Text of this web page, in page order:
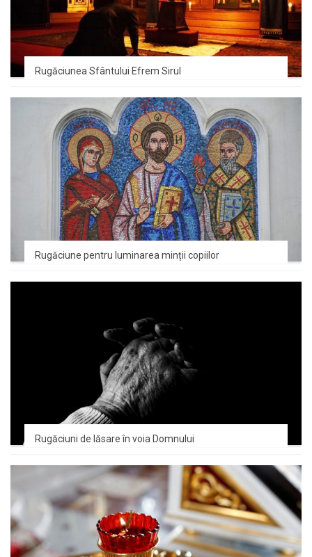
Rugăciunea Sfântului Efrem Sirul
Rugăciune pentru luminarea minții copiilor
Rugăciuni de lăsare în voia Domnului